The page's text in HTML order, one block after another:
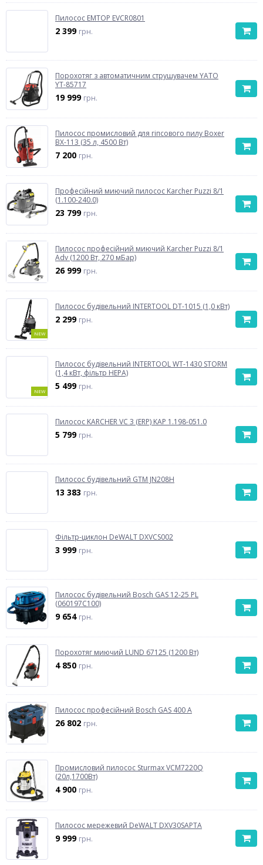
Пилосос EMTOP EVCR0801
2 399 грн.
Порохотяг з автоматичним струшувачем YATO
YT-85717
19 999 грн.
Пилосос промисловий для гіпсового пилу Boxer
BX-113 (35 л, 4500 Вт)
7 200 грн.
Професійний миючий пилосос Karcher Puzzi 8/1
(1.100-240.0)
23 799 грн.
Пилосос професійний миючий Karcher Puzzi 8/1
Adv (1200 Вт, 270 мБар)
26 999 грн.
NEW
Пилосос будівельний INTERTOOL DT-1015 (1,0 кВт)
2 299 грн.
NEW
Пилосос будівельний INTERTOOL WT-1430 STORM
(1,4 кВт, фільтр HEPA)
5 499 грн.
Пилосос KARCHER VC 3 (ERP) KAP 1.198-051.0
5 799 грн.
Пилосос будівельний GTM JN208H
13 383 грн.
Фільтр-циклон DeWALT DXVCS002
3 999 грн.
Пилосос будівельний Bosch GAS 12-25 PL
(060197C100)
9 654 грн.
Порохотяг миючий LUND 67125 (1200 Вт)
4 850 грн.
Пилосос професійний Bosch GAS 400 A
26 802 грн.
Промисловий пилосос Sturmax VCM7220Q
(20л,1700Вт)
4 900 грн.
Пилосос мережевий DeWALT DXV30SAPTA
9 999 грн.